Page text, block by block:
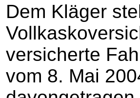
Dem Kläger
versicherte
vom 8. Mai